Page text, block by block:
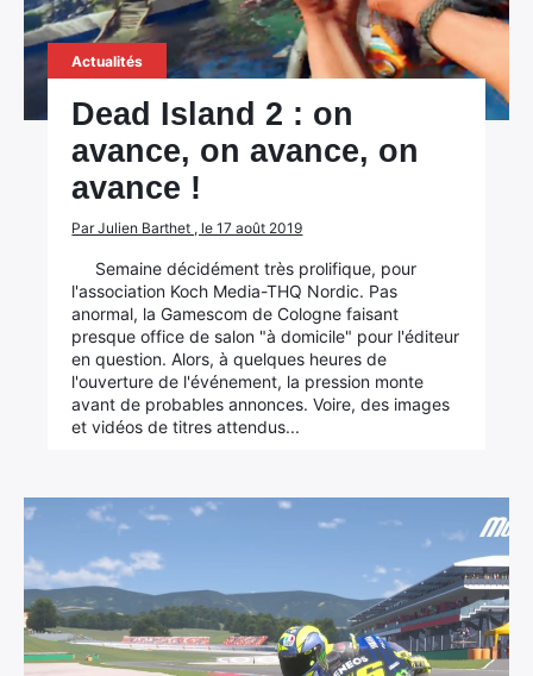
Actualités
Dead Island 2 : on
avance, on avance, on
avance !
Par Julien Barthet , le 17 août 2019
Semaine décidément très prolifique, pour
l'association Koch Media-THQ Nordic. Pas
anormal, la Gamescom de Cologne faisant
presque office de salon "à domicile" pour l'éditeur
en question. Alors, à quelques heures de
l'ouverture de l'événement, la pression monte
avant de probables annonces. Voire, des images
et vidéos de titres attendus...